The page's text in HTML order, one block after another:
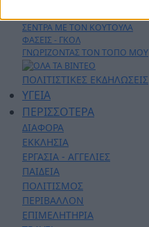
ΣΕΝΤΡΑ ΜΕ ΤΟΝ ΚΟΥΤΟΥΛΑ
ΦΑΣΕΙΣ - ΓΚΟΛ
ΓΝΩΡΙΖΟΝΤΑΣ ΤΟΝ ΤΟΠΟ ΜΟΥ
ΠΟΛΙΤΙΣΤΙΚΕΣ ΕΚΔΗΛΩΣΕΙΣ
ΥΓΕΙΑ
ΠΕΡΙΣΣΟΤΕΡΑ
ΔΙΑΦΟΡΑ
ΕΚΚΛΗΣΙΑ
ΕΡΓΑΣΙΑ - ΑΓΓΕΛΙΕΣ
ΠΑΙΔΕΙΑ
ΠΟΛΙΤΙΣΜΟΣ
ΠΕΡΙΒΑΛΛΟΝ
ΕΠΙΜΕΛΗΤΗΡΙΑ